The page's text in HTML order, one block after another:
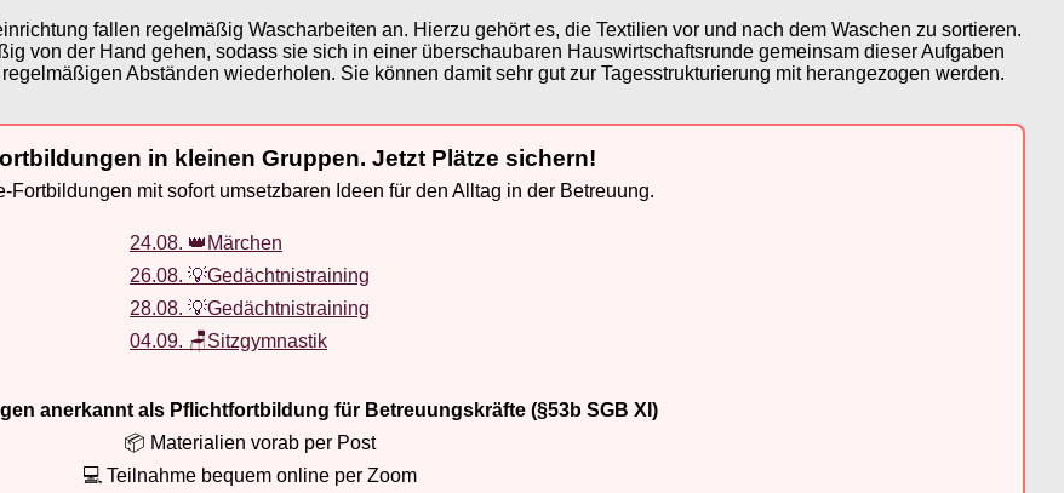
fallen regelmäßig Wascharbeiten an. Hierzu gehört es, die Textilien vor und nach dem Waschen zu sortieren.
von der Hand gehen, sodass sie sich in einer überschaubaren Hauswirtschaftsrunde gemeinsam dieser Aufgaben
Abständen wiederholen. Sie können damit sehr gut zur Tagesstrukturierung mit herangezogen werden.
in kleinen Gruppen. Jetzt Plätze sichern!
Fortbildungen mit sofort umsetzbaren Ideen für den Alltag in der Betreuung.
24.08. 👑Märchen
26.08. 💡Gedächtnistraining
28.08. 💡Gedächtnistraining
04.09. 🪑Sitzgymnastik
anerkannt als Pflichtfortbildung für Betreuungskräfte (§53b SGB XI)
📦 Materialien vorab per Post
💻 Teilnahme bequem online per Zoom